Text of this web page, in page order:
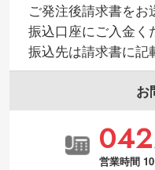
ご発注後請求書を
振込口座にご入金く
振込先は請求書に記
お
営業時間